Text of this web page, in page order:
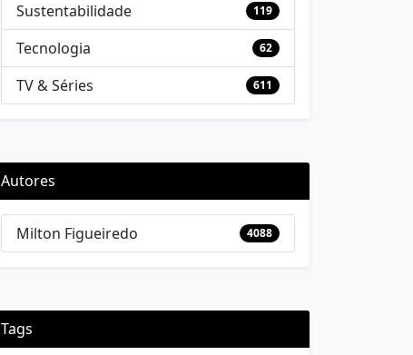
Sustentabilidade 119
Tecnologia 62
TV & Séries 611
Autores
Milton Figueiredo 4088
Tags